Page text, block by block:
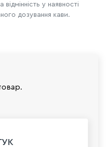
у наявності
дозування кави.